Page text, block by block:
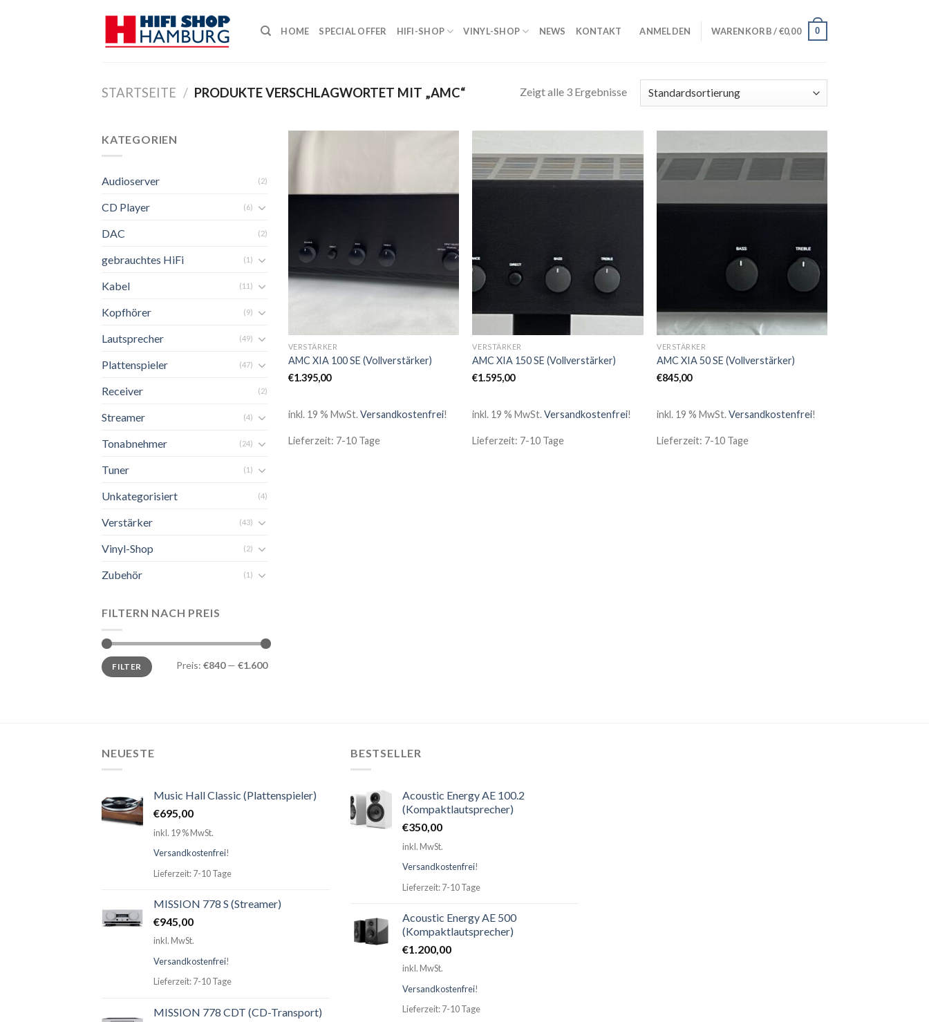
HOME SPECIAL OFFER HIFI-SHOP VINYL-SHOP NEWS KONTAKT ANMELDEN WARENKORB /€0,00 0
STARTSEITE / PRODUKTE VERSCHLAGWORTET MIT „AMC“ Zeigt alle 3 Ergebnisse
KATEGORIEN
Audioserver (2)
CD Player (6)
DAC (2)
gebrauchtes HiFi (1)
Kabel (11)
Kopfhörer (9)
Lautsprecher (49)
Plattenspieler (47)
Receiver (2)
Streamer (4)
Tonabnehmer (24)
Tuner (1)
Unkategorisiert (4)
Verstärker (43)
Vinyl-Shop (2)
Zubehör (1)
FILTERN NACH PREIS
FILTER Preis: €840— €1.600
VERSTÄRKER
AMC XIA 100 SE (Vollverstärker)
€1.395,00
inkl. 19 % MwSt.Versandkostenfrei!
Lieferzeit: 7-10 Tage
Zur
Wunschliste
VERSTÄRKER
AMC XIA 150 SE (Vollverstärker)
€1.595,00
inkl. 19 % MwSt. Versandkostenfrei!
Lieferzeit: 7-10 Tage
VERSTÄRKER
AMC XIA 50 SE (Vollverstärker)
€845,00
inkl. 19 % MwSt.Versandkostenfrei!
Lieferzeit: 7-10 Tage
NEUESTE
Music Hall Classic (Plattenspieler)
€695,00
inkl. 19 % MwSt.
Versandkostenfrei!
Lieferzeit: 7-10 Tage
MISSION 778 S (Streamer)
€945,00
inkl. MwSt.
Versandkostenfrei!
Lieferzeit: 7-10 Tage
MISSION 778 CDT (CD-Transport)
BESTSELLER
Acoustic Energy AE 100.2
(Kompaktlautsprecher)
€350,00
inkl. MwSt.
Versandkostenfrei!
Lieferzeit: 7-10 Tage
Acoustic Energy AE 500
(Kompaktlautsprecher)
€1.200,00
inkl. MwSt.
Versandkostenfrei!
Lieferzeit: 7-10 Tage